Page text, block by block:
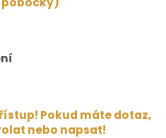
Pokud máte dotaz,
nebo napsat!